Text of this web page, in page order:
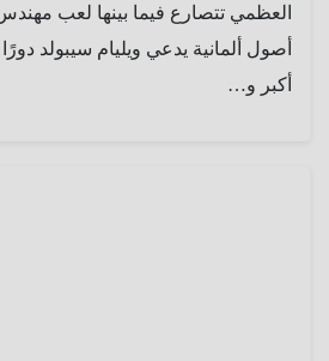
العظمي تتصارع فيما بينها لعب
أصول ألمانية يدعي ويليام سيبولد
أكبر و…